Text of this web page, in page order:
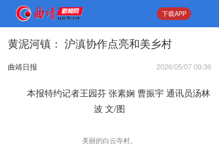
下载APP
黄泥河镇： 沪滇协作点亮和美乡村
曲靖日报 2026/05/07 09:36
本报特约记者王园芬 张素娴 曹振宇 通讯员汤林
波 文/图
美丽的白云寺村。